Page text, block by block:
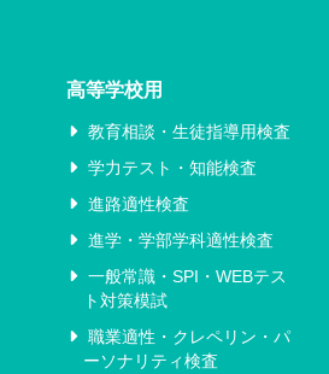
高等学校用
教育相談・生徒指導用検査
学力テスト・知能検査
進路適性検査
進学・学部学科適性検査
一般常識・SPI・WEBテス
ト対策模試
職業適性・クレペリン・パ
ーソナリティ検査